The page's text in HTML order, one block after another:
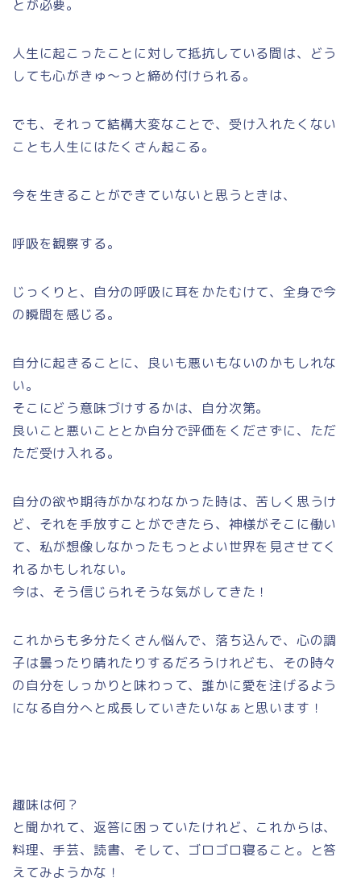
とが必要。
人生に起こったことに対して抵抗している間は、どう
しても心がきゅ～っと締め付けられる。
でも、それって結構大変なことで、受け入れたくない
ことも人生にはたくさん起こる。
今を生きることができていないと思うときは、
呼吸を観察する。
じっくりと、自分の呼吸に耳をかたむけて、全身で今
の瞬間を感じる。
自分に起きることに、良いも悪いもないのかもしれな
い。
そこにどう意味づけするかは、自分次第。
良いこと悪いこととか自分で評価をくださずに、ただ
ただ受け入れる。
自分の欲や期待がかなわなかった時は、苦しく思うけ
ど、それを手放すことができたら、神様がそこに働い
て、私が想像しなかったもっとよい世界を見させてく
れるかもしれない。
今は、そう信じられそうな気がしてきた！
これからも多分たくさん悩んで、落ち込んで、心の調
子は曇ったり晴れたりするだろうけれども、その時々
の自分をしっかりと味わって、誰かに愛を注げるよう
になる自分へと成長していきたいなぁと思います！
趣味は何？
と聞かれて、返答に困っていたけれど、これからは、
料理、手芸、読書、そして、ゴロゴロ寝ること。と答
えてみようかな！